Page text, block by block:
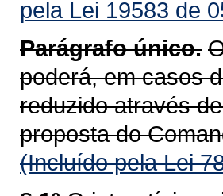
pela Lei 19583 de
Parágrafo único.
poderá, em casos
reduzido através
proposta do
(Incluído pela Lei